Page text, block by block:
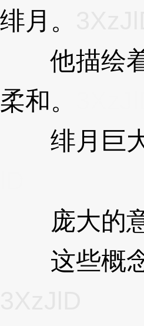
绯月。
他描绘着
柔和。
绯月巨大
庞大的意
这些概念